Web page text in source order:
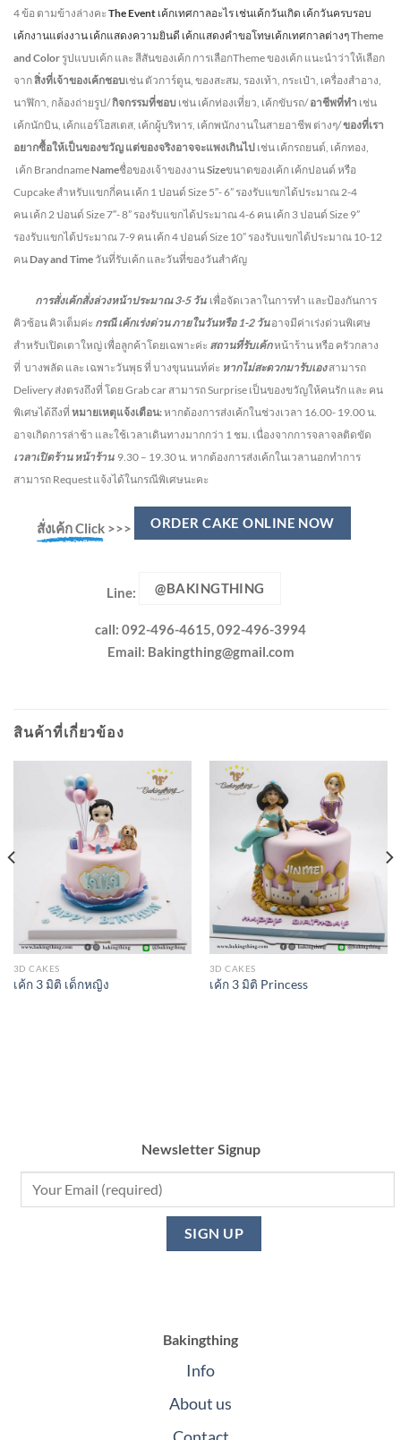
4 ข้อ ตามข้างล่างคะ The Event เค้กเทศกาลอะไร เช่นเค้กวันเกิด เค้กวันครบรอบ
เค้กงานแต่งงาน เค้กแสดงความยินดี เค้กแสดงคำขอโทษเค้กเทศกาลต่างๆTheme
and Color รูปแบบเค้ก และ สีสันของเค้ก การเลือกTheme ของเค้ก แนะนำว่าให้เลือก
จากสิ่งที่เจ้าของเค้กชอบเช่น ตัวการ์ตูน, ของสะสม, รองเท้า, กระเป๋า, เครื่องสำอาง,
นาฬิกา, กล้องถ่ายรูป/กิจกรรมที่ชอบ เช่น เค้กท่องเที่ยว, เค้กขับรถ/อาชีพที่ทำ เช่น
เค้กนักบิน, เค้กแอร์โฮสเตส, เค้กผู้บริหาร, เค้กพนักงานในสายอาชีพ ต่างๆ/ของที่เรา
อยากซื้อให้เป็นของขวัญ แต่ของจริงอาจจะแพงเกินไป เช่น เค้กรถยนต์, เค้กทอง,
เค้ก Brandname Nameชื่อของเจ้าของงานSizeขนาดของเค้ก เค้กปอนด์ หรือ
Cupcake สำหรับแขกกี่คน เค้ก 1 ปอนด์ Size 5″- 6” รองรับแขกได้ประมาณ 2-4
คน เค้ก 2 ปอนด์ Size 7″- 8” รองรับแขกได้ประมาณ 4-6 คน เค้ก 3 ปอนด์ Size 9”
รองรับแขกได้ประมาณ 7-9 คน เค้ก 4 ปอนด์ Size 10” รองรับแขกได้ประมาณ 10-12
คน Day and Time วันที่รับเค้ก และวันที่ของวันสำคัญ
การสั่งเค้กสั่งล่วงหน้าประมาณ3-5 วัน เพื่อจัดเวลาในการทำ และป้องกันการ
คิวซ้อน คิวเต็มค่ะ กรณี เค้กเร่งด่วนภายในวันหรือ 1-2 วัน อาจมีค่าเร่งด่วนพิเศษ
สำหรับเปิดเตาใหญ่ เพื่อลูกค้าโดยเฉพาะค่ะ สถานที่รับเค้กหน้าร้าน หรือ ครัวกลาง
ที่ บางพลัด และ เฉพาะวันพุธ ที่ บางขุนนนท์ค่ะ หากไม่สะดวกมารับเองสามารถ
Delivery ส่งตรงถึงที่ โดย Grab car สามารถ Surprise เป็นของขวัญให้คนรัก และ คน
พิเศษได้ถึงที่ หมายเหตุแจ้งเตือน:หากต้องการส่งเค้กในช่วงเวลา 16.00- 19.00 น.
อาจเกิดการล่าช้า และใช้เวลาเดินทางมากกว่า 1 ชม. เนื่องจากการจลาจลติดขัด
เวลาเปิดร้าน หน้าร้าน 9.30 – 19.30 น. หากต้องการส่งเค้กในเวลานอกทำการ
สามารถ Request แจ้งได้ในกรณีพิเศษนะคะ
สั่งเค้ก Click>>> ORDER CAKE ONLINE NOW
Line: @BAKINGTHING
call: 092-496-4615, 092-496-3994
Email: Bakingthing@gmail.com
สินค้าที่เกี่ยวข้อง
3D CAKES
เค้ก 3 มิติ เด็กหญิง
3D CAKES
เค้ก 3 มิติ Princess
Newsletter Signup
Bakingthing
Info
About us
Contact